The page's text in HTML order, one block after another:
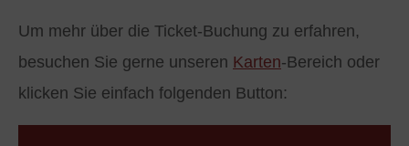
Um mehr über die Ticket-Buchung zu erfahren,
besuchen Sie gerne unseren Karten-Bereich oder
klicken Sie einfach folgenden Button: